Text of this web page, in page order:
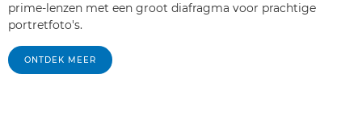
prime-lenzen met een groot diafragma voor prachtige
portretfoto's.
ONTDEK MEER